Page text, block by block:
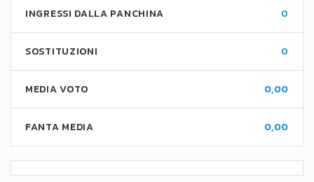
INGRESSI DALLA PANCHINA 0
SOSTITUZIONI 0
MEDIA VOTO 0,00
FANTA MEDIA 0,00